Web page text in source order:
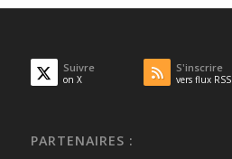
Suivre
on X
S'inscrire
vers flux RSS
PARTENAIRES :